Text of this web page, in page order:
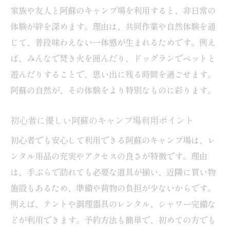
方
阿蘇で人気のドッグランキャンプ場の特徴
ペットと遊べるキャンプ場のおすすめポイ
ント
ドッグラン利用時のキャンプ場マナーと注
意点
阿蘇の無料や穴場キャンプ場を探すポイント
穴場キャンプ場を見つけるための情報収集
法
リーズナブルなキャンプ場の特徴と選び方
家族や友人と阿蘇のキャンプ場を利用すると、非日常の
体験が絆を深めます。理由は、共同作業や自然体験を通
じて、普段味わえない一体感が生まれるためです。例え
ば、みんなで焚き火を囲んだり、ドッグランでペットと
遊んだりすることで、思い出に残る時間を過ごせます。
阿蘇の自然が、その体験をより特別なものに彩ります。
初心者に優しい阿蘇のキャンプ場利用ポイント
初心者でも安心して利用できる阿蘇のキャンプ場は、レ
ンタル用品の充実やアクセスの良さが特徴です。理由
は、手ぶらで訪れても必要な道具が揃い、近隣に買い物
施設もあるため、準備や荷物の負担が少ないからです。
例えば、テントや調理器具のレンタル、シャワー完備な
どが利用できます。予約方法も簡単で、初めての方でも